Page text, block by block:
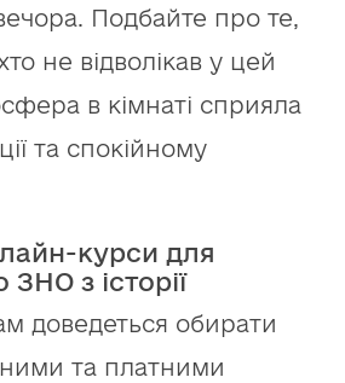
Подбайте про те,
не відволікав у цей
в кімнаті сприяла
та спокійному
курси для
ЗНО з історії
доведеться обирати
та платними